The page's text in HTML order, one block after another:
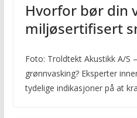
Hvorfor bør din
miljøsertifisert
Foto: Troldtekt Akustikk A/S
grønnvasking? Eksperter
tydelige indikasjoner på at